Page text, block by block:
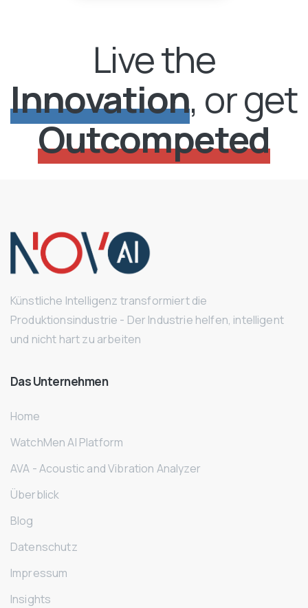
Live the
Innovation, or get
Outcompeted
Künstliche Intelligenz transformiert die
Produktionsindustrie - Der Industrie helfen, intelligent
und nicht hart zu arbeiten
DasUnternehmen
Home
WatchMen AI Platform
AVA - Acoustic and Vibration Analyzer
Überblick
Blog
Datenschutz
Impressum
Insights